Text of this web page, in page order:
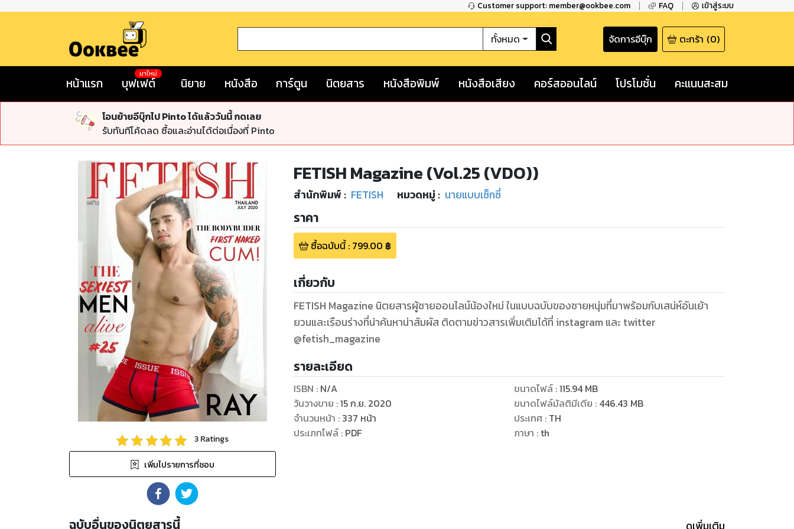
Customer support: member@ookbee.com FAQ เข้าสู่ระบบ
ทั้งหมด จัดการอีบุ๊ก ตะกร้า (0)
หน้าแรก บุฟเฟต์
มาใหม่
นิยาย หนังสือ การ์ตูน นิตยสาร หนังสือพิมพ์ หนังสือเสียง คอร์สออนไลน์ โปรโมชั่น คะแนนสะสม
โอนย้ายอีบุ๊กไป Pinto ได้แล้ววันนี้ กดเลย
รับทันทีโค้ดลด ซื้อและอ่านได้ต่อเนื่องที่ Pinto
3Ratings
เพิ่มไปรายการที่ชอบ
FETISH Magazine (Vol.25 (VDO))
สำนักพิมพ์ : FETISH หมวดหมู่ : นายแบบเซ็กซี่
ราคา
ซื้อฉบับนี้: 799.00 ฿
เกี่ยวกับ
FETISH Magazine นิตยสารผู้ชายออนไลน์น้องใหม่ ในแบบฉบับของชายหนุ่มที่มาพร้อมกับเสน่ห์อันเย้า
ยวนและเรือนร่างที่น่าค้นหาน่าสัมผัส ติดตามข่าวสารเพิ่มเติมได้ที่ instagram และ twitter
@fetish_magazine
รายละเอียด
ISBN : N/A
วันวางขาย :15 ก.ย. 2020
จำนวนหน้า : 337 หน้า
ประเภทไฟล์: PDF
ขนาดไฟล์:115.94 MB
ขนาดไฟล์มัลติมีเดีย : 446.43 MB
ประเทศ : TH
ภาษา : th
ฉบับอื่นของนิตยสารนี้ ดูเพิ่มเติม